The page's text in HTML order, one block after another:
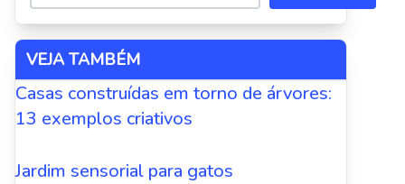
VEJA TAMBÉM
Casas construídas em torno de árvores:
13 exemplos criativos
Jardim sensorial para gatos